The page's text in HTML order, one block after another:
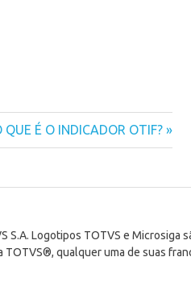
QUE É O INDICADOR OTIF?
Logotipos TOTVS e Microsiga
qualquer uma de suas